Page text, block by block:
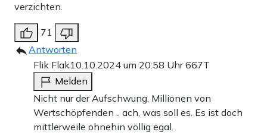
verzichten.
71
Antworten
Flik Flak10.10.2024 um 20:58 Uhr667T
Melden
Nicht nur der Aufschwung, Millionen von
Wertschöpfenden .. ach, was soll es. Es ist doch
mittlerweile ohnehin völlig egal.